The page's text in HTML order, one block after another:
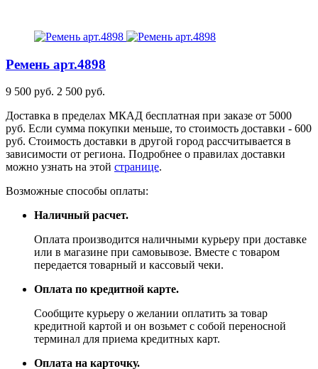
Ремень арт.4898
9 500 руб. 2 500 руб.
Доставка в пределах МКАД бесплатная при заказе от 5000
руб. Если сумма покупки меньше, то стоимость доставки - 600
руб. Стоимость доставки в другой город рассчитывается в
зависимости от региона. Подробнее о правилах доставки
можно узнать на этой странице.
Возможные способы оплаты:
Наличный расчет.
Оплата производится наличными курьеру при доставке
или в магазине при самовывозе. Вместе с товаром
передается товарный и кассовый чеки.
Оплата по кредитной карте.
Сообщите курьеру о желании оплатить за товар
кредитной картой и он возьмет с собой переносной
терминал для приема кредитных карт.
Оплата на карточку.